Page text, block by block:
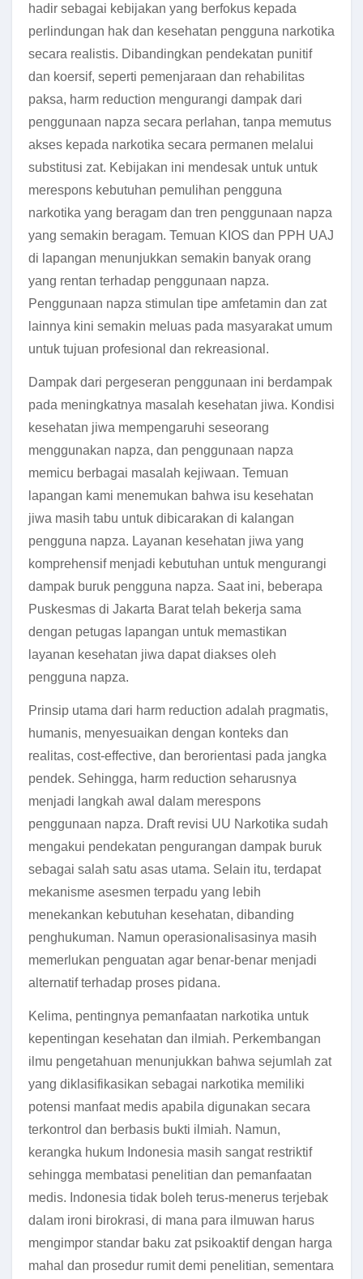
hadir sebagai kebijakan yang berfokus kepada
perlindungan hak dan kesehatan pengguna narkotika
secara realistis. Dibandingkan pendekatan punitif
dan koersif, seperti pemenjaraan dan rehabilitas
paksa, harm reduction mengurangi dampak dari
penggunaan napza secara perlahan, tanpa memutus
akses kepada narkotika secara permanen melalui
substitusi zat. Kebijakan ini mendesak untuk untuk
merespons kebutuhan pemulihan pengguna
narkotika yang beragam dan tren penggunaan napza
yang semakin beragam. Temuan KIOS dan PPH UAJ
di lapangan menunjukkan semakin banyak orang
yang rentan terhadap penggunaan napza.
Penggunaan napza stimulan tipe amfetamin dan zat
lainnya kini semakin meluas pada masyarakat umum
untuk tujuan profesional dan rekreasional.
Dampak dari pergeseran penggunaan ini berdampak
pada meningkatnya masalah kesehatan jiwa. Kondisi
kesehatan jiwa mempengaruhi seseorang
menggunakan napza, dan penggunaan napza
memicu berbagai masalah kejiwaan. Temuan
lapangan kami menemukan bahwa isu kesehatan
jiwa masih tabu untuk dibicarakan di kalangan
pengguna napza. Layanan kesehatan jiwa yang
komprehensif menjadi kebutuhan untuk mengurangi
dampak buruk pengguna napza. Saat ini, beberapa
Puskesmas di Jakarta Barat telah bekerja sama
dengan petugas lapangan untuk memastikan
layanan kesehatan jiwa dapat diakses oleh
pengguna napza.
Prinsip utama dari harm reduction adalah pragmatis,
humanis, menyesuaikan dengan konteks dan
realitas, cost-effective, dan berorientasi pada jangka
pendek. Sehingga, harm reduction seharusnya
menjadi langkah awal dalam merespons
penggunaan napza. Draft revisi UU Narkotika sudah
mengakui pendekatan pengurangan dampak buruk
sebagai salah satu asas utama. Selain itu, terdapat
mekanisme asesmen terpadu yang lebih
menekankan kebutuhan kesehatan, dibanding
penghukuman. Namun operasionalisasinya masih
memerlukan penguatan agar benar-benar menjadi
alternatif terhadap proses pidana.
Kelima, pentingnya pemanfaatan narkotika untuk
kepentingan kesehatan dan ilmiah. Perkembangan
ilmu pengetahuan menunjukkan bahwa sejumlah zat
yang diklasifikasikan sebagai narkotika memiliki
potensi manfaat medis apabila digunakan secara
terkontrol dan berbasis bukti ilmiah. Namun,
kerangka hukum Indonesia masih sangat restriktif
sehingga membatasi penelitian dan pemanfaatan
medis. Indonesia tidak boleh terus-menerus terjebak
dalam ironi birokrasi, di mana para ilmuwan harus
mengimpor standar baku zat psikoaktif dengan harga
mahal dan prosedur rumit demi penelitian, sementara